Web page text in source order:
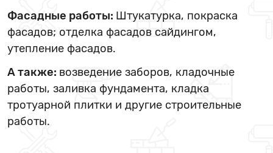
Фасадные работы: Штукатурка, покраска
фасадов; отделка фасадов сайдингом,
утепление фасадов.
А также: возведение заборов, кладочные
работы, заливка фундамента, кладка
тротуарной плитки и другие строительные
работы.